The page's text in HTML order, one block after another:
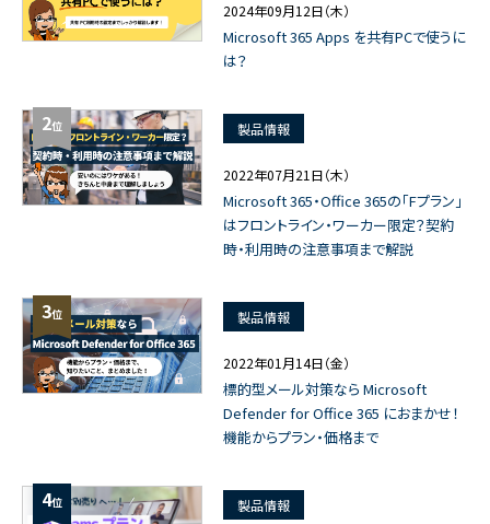
2024年09月12日（木）
Microsoft 365 Apps を共有PCで使うに
は？
2位 製品情報
2022年07月21日（木）
Microsoft 365・Office 365の「Fプラン」
はフロントライン・ワーカー限定？契約
時・利用時の注意事項まで解説
3位 製品情報
2022年01月14日（金）
標的型メール対策なら Microsoft
Defender for Office 365 におまかせ！
機能からプラン・価格まで
4位 製品情報